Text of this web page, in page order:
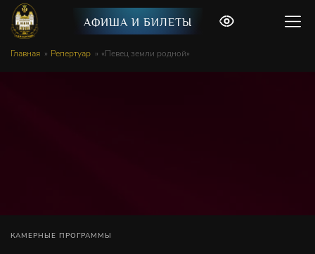
АФИША И БИЛЕТЫ
Главная Репертуар «Певец земли родной»
КАМЕРНЫЕ ПРОГРАММЫ